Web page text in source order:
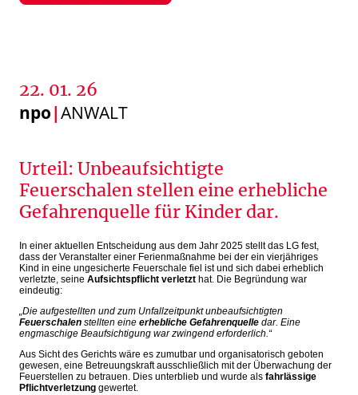
22. 01. 26
npo|ANWALT
Urteil: Unbeaufsichtigte
Feuerschalen stellen eine erhebliche
Gefahrenquelle für Kinder dar.
In einer aktuellen Entscheidung aus dem Jahr 2025 stellt das LG fest,
dass der Veranstalter einer Ferienmaßnahme bei der ein vierjähriges
Kind in eine ungesicherte Feuerschale fiel ist und sich dabei erheblich
verletzte, seine Aufsichtspflicht verletzt hat. Die Begründung war
eindeutig:
„Die aufgestellten und zum Unfallzeitpunkt unbeaufsichtigten
Feuerschalen stellten eine erhebliche Gefahrenquelle dar. Eine
engmaschige Beaufsichtigung war zwingend erforderlich.“
Aus Sicht des Gerichts wäre es zumutbar und organisatorisch geboten
gewesen, eine Betreuungskraft ausschließlich mit der Überwachung der
Feuerstellen zu betrauen. Dies unterblieb und wurde als fahrlässige
Pflichtverletzung gewertet.